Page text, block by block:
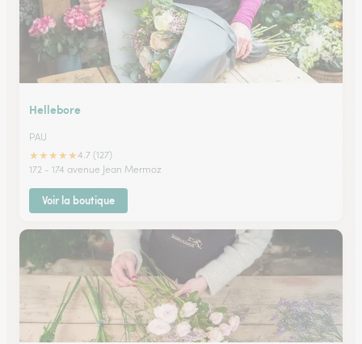
Hellebore
PAU
★★★★★4.7 (127)
172 - 174 avenue Jean Mermoz
Voir la boutique